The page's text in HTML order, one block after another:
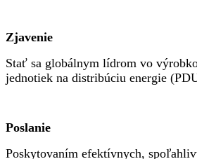
Zjavenie
Stať sa globálnym lídrom vo
jednotiek na distribúciu energie
Poslanie
Poskytovaním efektívnych,